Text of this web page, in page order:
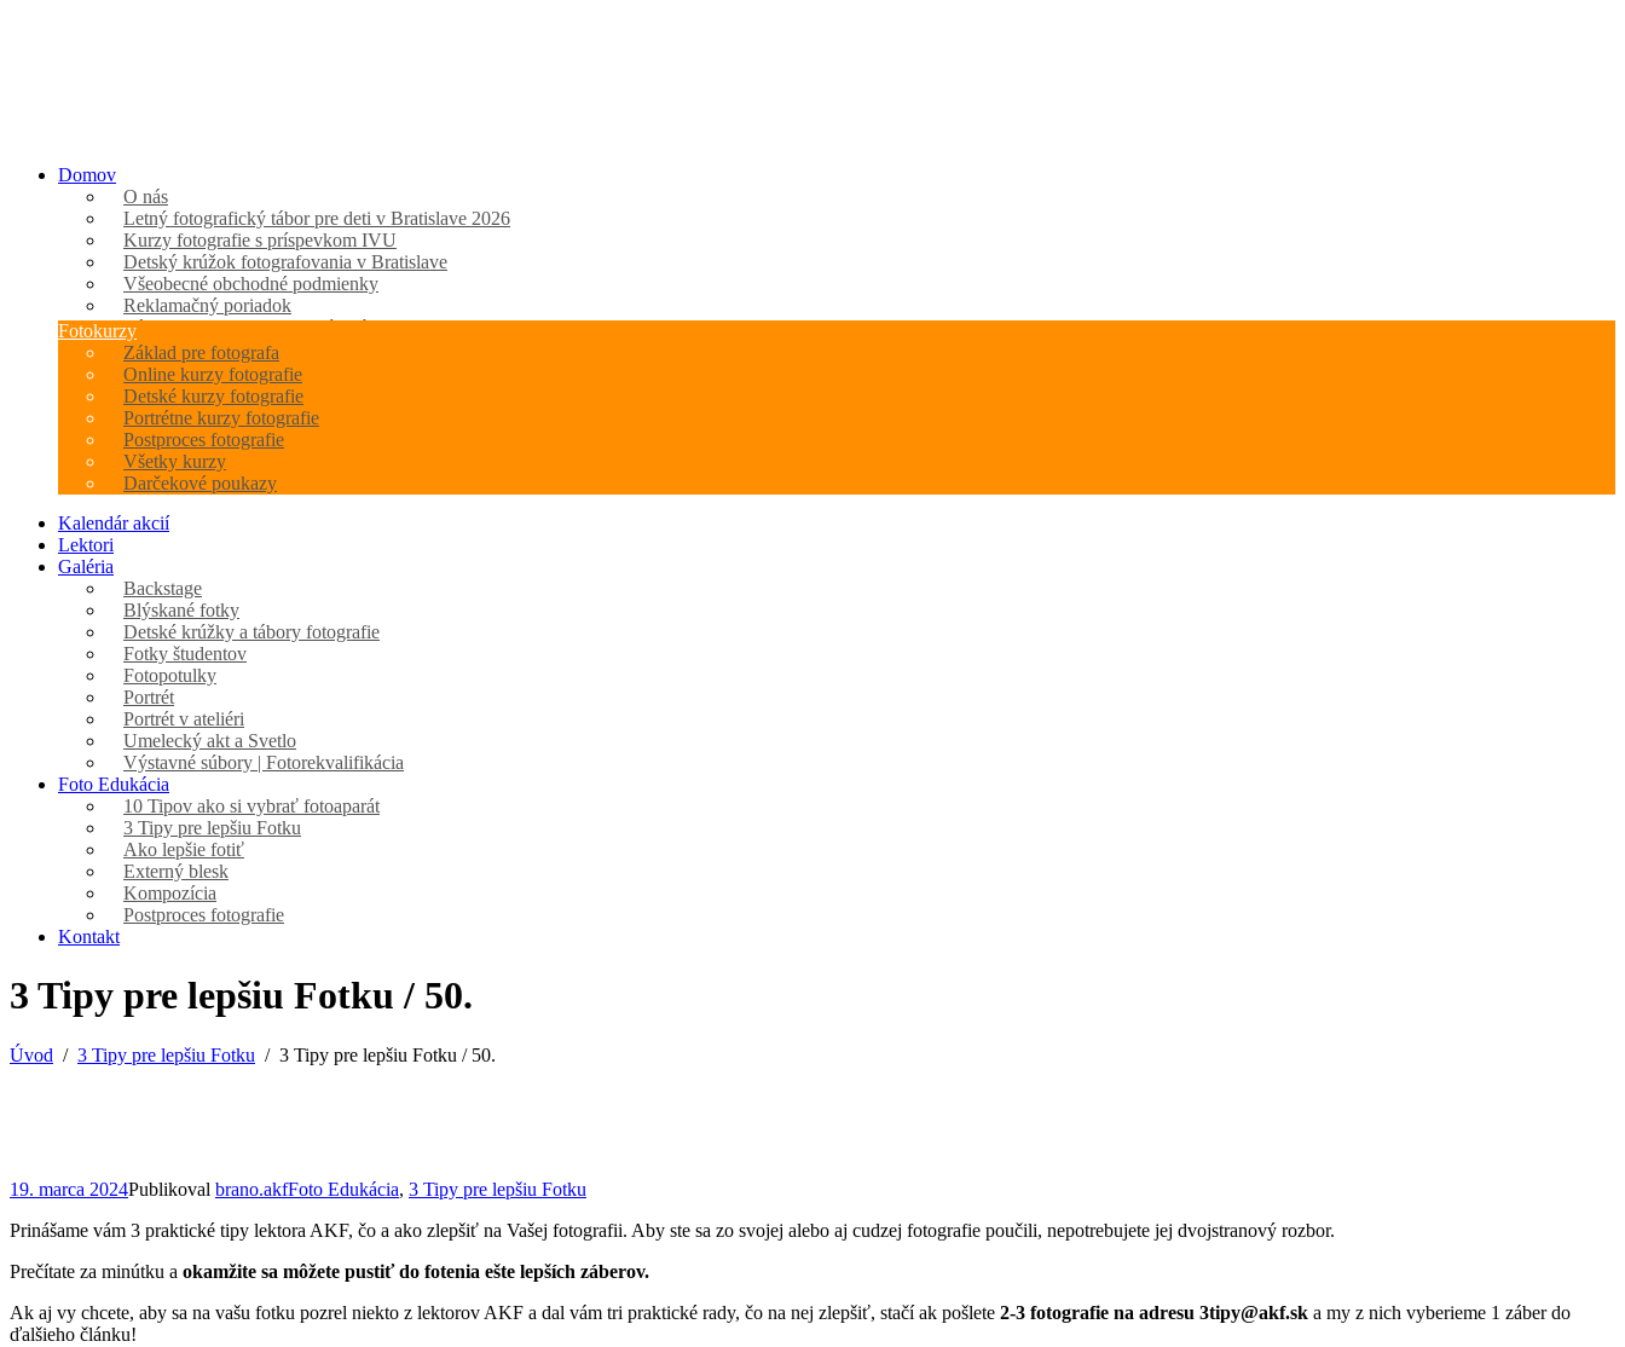
Domov
O nás
Letný fotografický tábor pre deti v Bratislave 2026
Kurzy fotografie s príspevkom IVU
Detský krúžok fotografovania v Bratislave
Všeobecné obchodné podmienky
Reklamačný poriadok
Zásady spracovania osobných údajov
Fotokurzy
Základ pre fotografa
Online kurzy fotografie
Detské kurzy fotografie
Portrétne kurzy fotografie
Postproces fotografie
Všetky kurzy
Darčekové poukazy
Kalendár akcií
Lektori
Galéria
Backstage
Blýskané fotky
Detské krúžky a tábory fotografie
Fotky študentov
Fotopotulky
Portrét
Portrét v ateliéri
Umelecký akt a Svetlo
Výstavné súbory | Fotorekvalifikácia
Foto Edukácia
10 Tipov ako si vybrať fotoaparát
3 Tipy pre lepšiu Fotku
Ako lepšie fotiť
Externý blesk
Kompozícia
Postproces fotografie
Kontakt
3 Tipy pre lepšiu Fotku / 50.
Úvod 3 Tipy pre lepšiu Fotku 3 Tipy pre lepšiu Fotku / 50.
19. marca 2024Publikoval brano.akfFoto Edukácia, 3 Tipy pre lepšiu Fotku
Prinášame vám 3 praktické tipy lektora AKF, čo a ako zlepšiť na Vašej fotografii. Aby ste sa zo svojej alebo aj cudzej fotografie poučili, nepotrebujete jej dvojstranový rozbor.
Prečítate za minútku a okamžite sa môžete pustiť do fotenia ešte lepších záberov.
Ak aj vy chcete, aby sa na vašu fotku pozrel niekto z lektorov AKF a dal vám tri praktické rady, čo na nej zlepšiť, stačí ak pošlete 2-3 fotografie na adresu 3tipy@akf.sk a my z nich vyberieme 1 záber do
ďalšieho článku!